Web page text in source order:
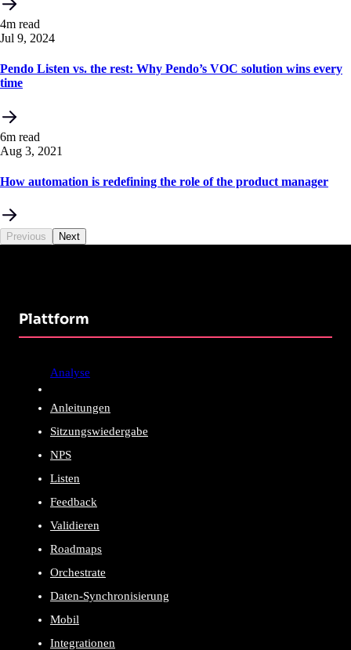
4m read
Jul 9, 2024
Pendo Listen vs. the rest: Why Pendo’s VOC solution wins every
time
6m read
Aug 3, 2021
How automation is redefining the role of the product manager
Previous Next
Plattform
Analyse
Anleitungen
Sitzungswiedergabe
NPS
Listen
Feedback
Validieren
Roadmaps
Orchestrate
Daten-Synchronisierung
Mobil
Integrationen